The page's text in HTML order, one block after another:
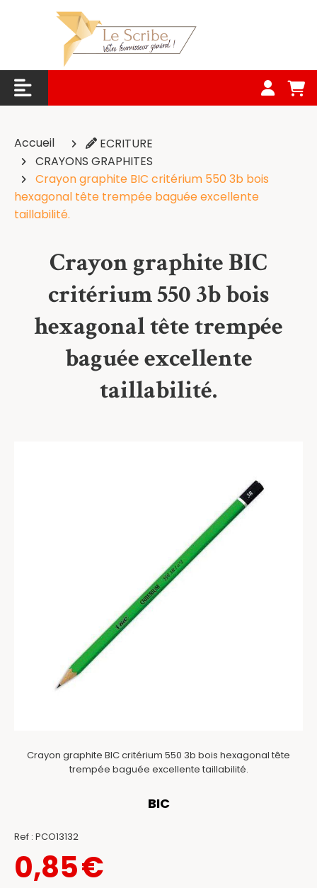
Accueil
ECRITURE
CRAYONS GRAPHITES
Crayon graphite BIC critérium 550 3b bois
hexagonal tête trempée baguée excellente
taillabilité.
Crayon graphite BIC
critérium 550 3b bois
hexagonal tête trempée
baguée excellente
taillabilité.
Crayon graphite BIC critérium 550 3b bois hexagonal tête
trempée baguée excellente taillabilité.
BIC
Ref : PCO13132
0,85€